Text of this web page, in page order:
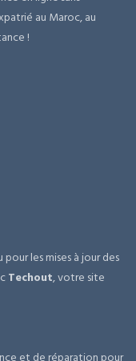
au Maroc, au
!
les mises à jour des
Techout, votre site